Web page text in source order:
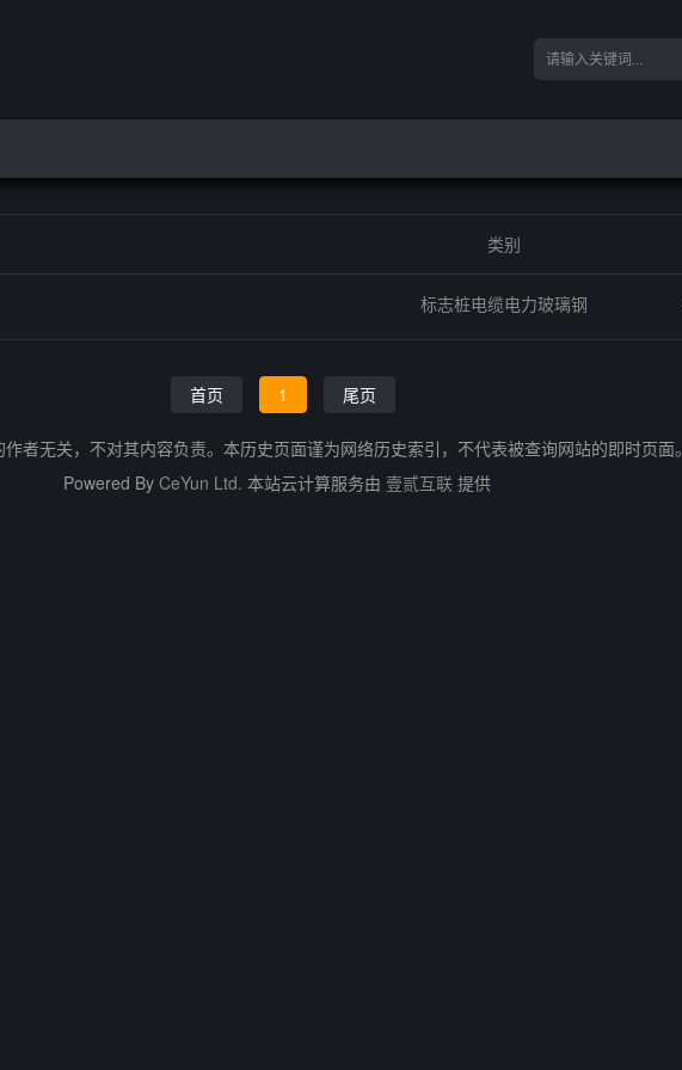
类别
标志桩电缆电力玻璃钢
首页 1 尾页
者无关，不对其内容负责。本历史页面谨为网络历史索引，不代表被查询网站的即时页面。
Powered By CeYun Ltd. 本站云计算服务由 壹贰互联 提供